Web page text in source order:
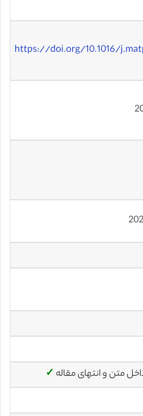
https://doi.org/10.1016/
متن و انتهای مقاله ✓